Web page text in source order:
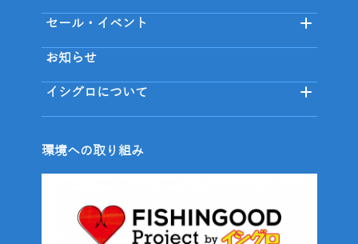
セール・イベント
お知らせ
イシグロについて
環境への取り組み